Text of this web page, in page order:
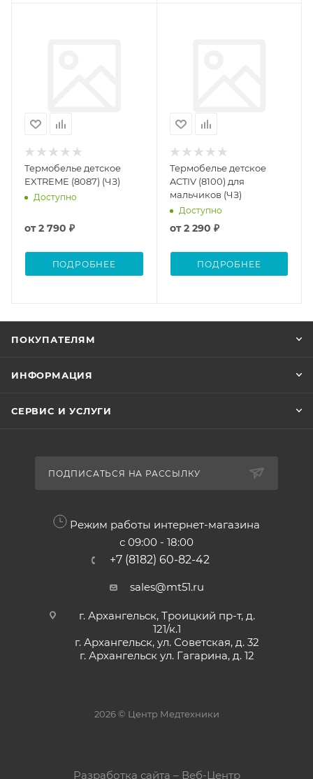
Термобелье детское
EXTREME (8087) (ЧЗ)
Доступно
от2 790 ₽
ПОДРОБНЕЕ
Термобелье детское
ACTIV (8100) для
мальчиков (ЧЗ)
Доступно
от2 290 ₽
ПОДРОБНЕЕ
ПОКУПАТЕЛЯМ
ИНФОРМАЦИЯ
СЕРВИС И УСЛУГИ
ПОДПИСАТЬСЯ НА РАССЫЛКУ
Режим работы интернет-магазина
с 09:00 - 18:00
+7 (8182) 60-82-42
sales@mt51.ru
г. Архангельск, Троицкий пр-т, д.
121/к.1
г. Архангельск, ул. Советская, д. 32
г. Архангельск ул. Гагарина, д. 12
2026 © Центр Медтехники
Разработка сайта – Веб-Центр